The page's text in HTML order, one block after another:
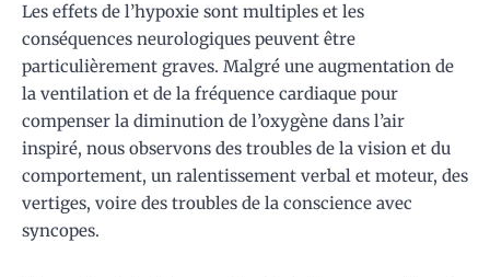
Les effets de l’hypoxie sont multiples et les
conséquences neurologiques peuvent être
particulièrement graves. Malgré une augmentation de
la ventilation et de la fréquence cardiaque pour
compenser la diminution de l’oxygène dans l’air
inspiré, nous observons des troubles de la vision et du
comportement, un ralentissement verbal et moteur, des
vertiges, voire des troubles de la conscience avec
syncopes.